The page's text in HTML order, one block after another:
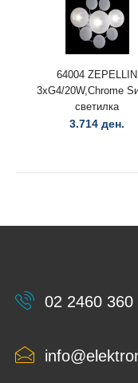
64004 ZEPELLIN
3xG4/20W,Chrome
светилка
3.714 ден.
02 2460